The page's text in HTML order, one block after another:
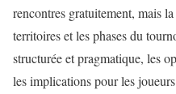
rencontres gratuitement, mais
territoires et les phases du
structurée et pragmatique, les
les implications pour les